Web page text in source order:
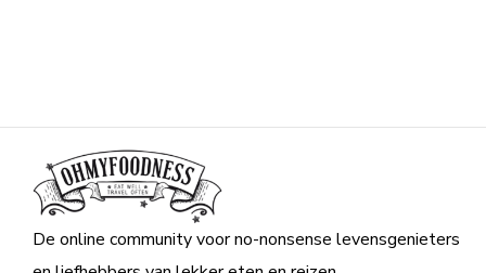
De online community voor no-nonsense levensgenieters